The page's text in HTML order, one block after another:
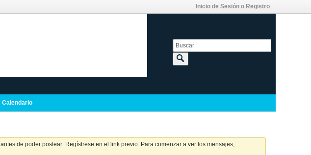
Inicio de Sesión o Registro
Calendario
antes de poder postear: Regístrese en el link previo. Para comenzar a ver los mensajes,